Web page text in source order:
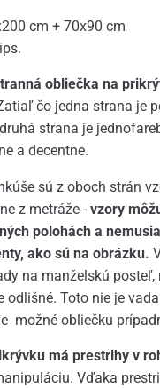
cm + 70x90 cm
obliečka na
čo jedna strana je
strana je
a decentne.
sú z oboch strán
z metráže -vzory
polohách a
ako sú na obrázku.
na manželskú
odlišné. Toto nie je
možné obliečku
má prestrihy v
Vďaka